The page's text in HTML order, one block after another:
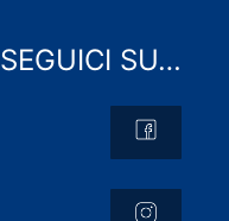
SEGUICI SU…